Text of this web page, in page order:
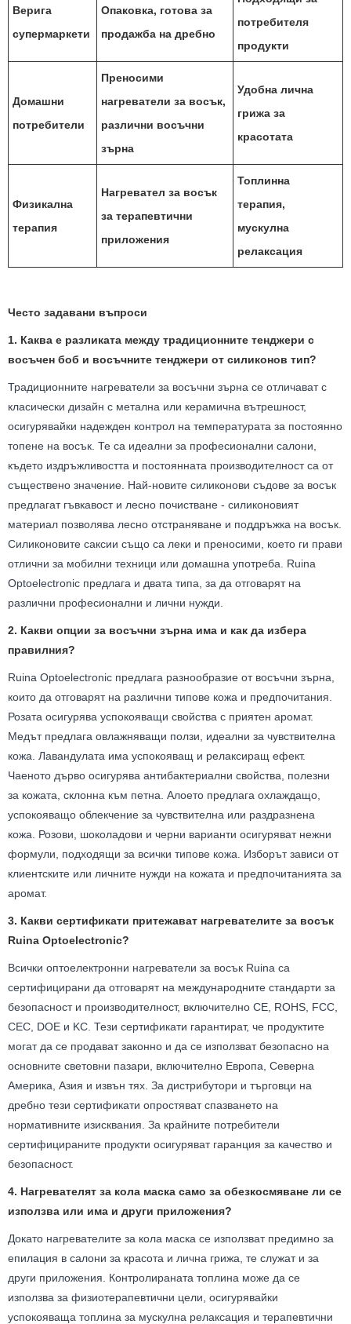
Верига
супермаркети
Опаковка, готова за
продажба на дребно
потребителя
продукти
Домашни
потребители
Преносими
нагреватели за восък,
различни восъчни
зърна
Удобна лична
грижа за
красотата
Физикална
терапия
Нагревател за восък
за терапевтични
приложения
Топлинна
терапия,
мускулна
релаксация
Често задавани въпроси
1. Каква е разликата между традиционните тенджери с
восъчен боб и восъчните тенджери от силиконов тип?
Традиционните нагреватели за восъчни зърна се отличават с
класически дизайн с метална или керамична вътрешност,
осигурявайки надежден контрол на температурата за постоянно
топене на восък. Те са идеални за професионални салони,
където издръжливостта и постоянната производителност са от
съществено значение. Най-новите силиконови съдове за восък
предлагат гъвкавост и лесно почистване - силиконовият
материал позволява лесно отстраняване и поддръжка на восък.
Силиконовите саксии също са леки и преносими, което ги прави
отлични за мобилни техници или домашна употреба. Ruina
Optoelectronic предлага и двата типа, за да отговарят на
различни професионални и лични нужди.
2. Какви опции за восъчни зърна има и как да избера
правилния?
Ruina Optoelectronic предлага разнообразие от восъчни зърна,
които да отговарят на различни типове кожа и предпочитания.
Розата осигурява успокояващи свойства с приятен аромат.
Медът предлага овлажняващи ползи, идеални за чувствителна
кожа. Лавандулата има успокояващ и релаксиращ ефект.
Чаеното дърво осигурява антибактериални свойства, полезни
за кожата, склонна към петна. Алоето предлага охлаждащо,
успокояващо облекчение за чувствителна или раздразнена
кожа. Розови, шоколадови и черни варианти осигуряват нежни
формули, подходящи за всички типове кожа. Изборът зависи от
клиентските или личните нужди на кожата и предпочитанията за
аромат.
3. Какви сертификати притежават нагревателите за восък
Ruina Optoelectronic?
Всички оптоелектронни нагреватели за восък Ruina са
сертифицирани да отговарят на международните стандарти за
безопасност и производителност, включително CE, ROHS, FCC,
CEC, DOE и KC. Тези сертификати гарантират, че продуктите
могат да се продават законно и да се използват безопасно на
основните световни пазари, включително Европа, Северна
Америка, Азия и извън тях. За дистрибутори и търговци на
дребно тези сертификати опростяват спазването на
нормативните изисквания. За крайните потребители
сертифицираните продукти осигуряват гаранция за качество и
безопасност.
4. Нагревателят за кола маска само за обезкосмяване ли се
използва или има и други приложения?
Докато нагревателите за кола маска се използват предимно за
епилация в салони за красота и лична грижа, те служат и за
други приложения. Контролираната топлина може да се
използва за физиотерапевтични цели, осигурявайки
успокояваща топлина за мускулна релаксация и терапевтични